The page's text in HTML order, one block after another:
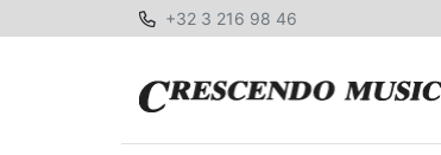
+32 3 216 98 46